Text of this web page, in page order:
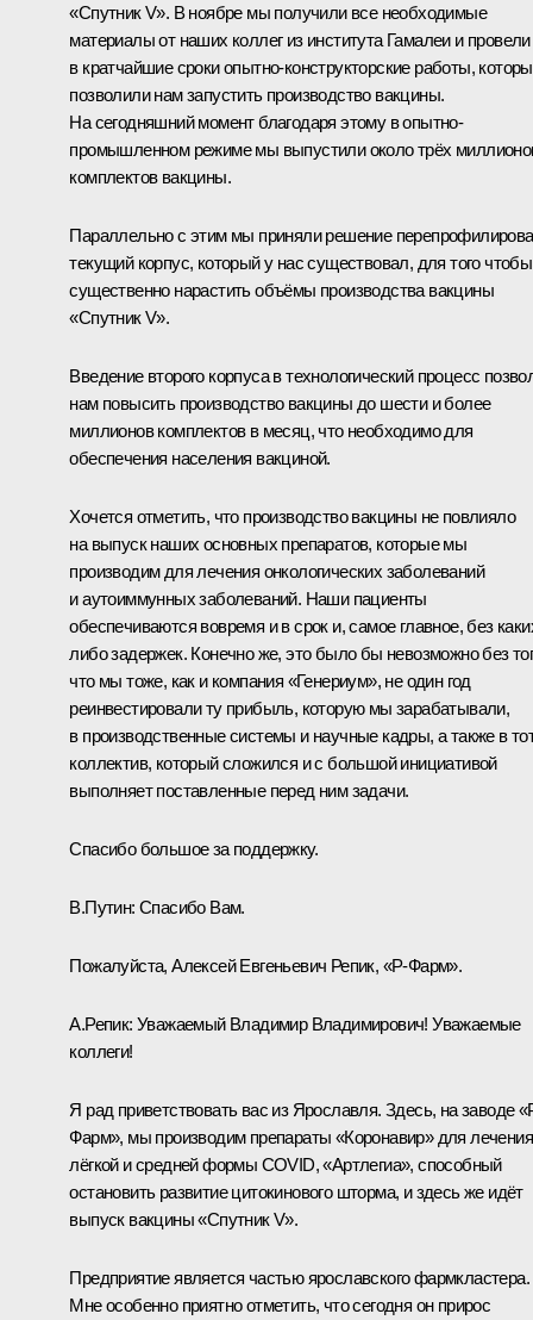
«Спутник V». В ноябре мы получили все необходимые
материалы от наших коллег из института Гамалеи и провели
в кратчайшие сроки опытно-конструкторские работы,
позволили нам запустить производство вакцины.
На сегодняшний момент благодаря этому в опытно-
промышленном режиме мы выпустили около трёх
комплектов вакцины.
Параллельно с этим мы приняли решение
текущий корпус, который у нас существовал, для того чтобы
существенно нарастить объёмы производства вакцины
«Спутник V».
Введение второго корпуса в технологический процесс
нам повысить производство вакцины до шести и более
миллионов комплектов в месяц, что необходимо для
обеспечения населения вакциной.
Хочется отметить, что производство вакцины не повлияло
на выпуск наших основных препаратов, которые мы
производим для лечения онкологических заболеваний
и аутоиммунных заболеваний. Наши пациенты
обеспечиваются вовремя и в срок и, самое главное, без
либо задержек. Конечно же, это было бы невозможно без
что мы тоже, как и компания «Генериум», не один год
реинвестировали ту прибыль, которую мы зарабатывали,
в производственные системы и научные кадры, а также в
коллектив, который сложился и с большой инициативой
выполняет поставленные перед ним задачи.
Спасибо большое за поддержку.
В.Путин: Спасибо Вам.
Пожалуйста, Алексей Евгеньевич Репик, «Р-Фарм».
А.Репик: Уважаемый Владимир Владимирович! Уважаемые
коллеги!
Я рад приветствовать вас из Ярославля. Здесь, на заводе
Фарм», мы производим препараты «Коронавир» для лечения
лёгкой и средней формы COVID, «Артлегиа», способный
остановить развитие цитокинового шторма, и здесь же идёт
выпуск вакцины «Спутник V».
Предприятие является частью ярославского фармкластера.
Мне особенно приятно отметить, что сегодня он прирос